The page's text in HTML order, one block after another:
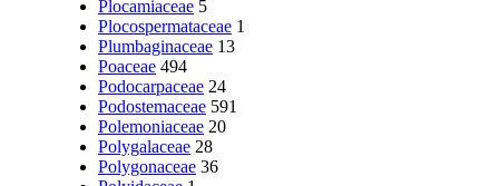
Plocamiaceae 5
Plocospermataceae 1
Plumbaginaceae 13
Poaceae 494
Podocarpaceae 24
Podostemaceae 591
Polemoniaceae 20
Polygalaceae 28
Polygonaceae 36